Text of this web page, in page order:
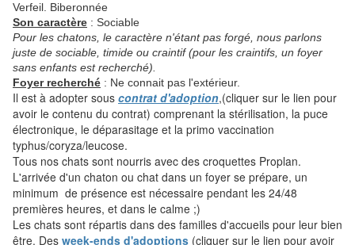
Verfeil. Biberonnée
Son caractère : Sociable
Pour les chatons, le caractère n'étant pas forgé, nous parlons
juste de sociable, timide ou craintif (pour les craintifs, un foyer
sans enfants est recherché).
Foyer recherché : Ne connait pas l'extérieur.
Il est à adopter sous contrat d'adoption,(cliquer sur le lien pour
avoir le contenu du contrat) comprenant la stérilisation, la puce
électronique, le déparasitage et la primo vaccination
typhus/coryza/leucose.
Tous nos chats sont nourris avec des croquettes Proplan.
L'arrivée d'un chaton ou chat dans un foyer se prépare, un
minimum de présence est nécessaire pendant les 24/48
premières heures, et dans le calme ;)
Les chats sont répartis dans des familles d'accueils pour leur bien
être. Des week-ends d'adoptions (cliquer sur le lien pour avoir